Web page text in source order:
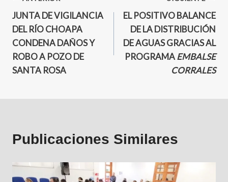
JUNTA DE VIGILANCIA
DEL RÍO CHOAPA
CONDENA DAÑOS Y
ROBO A POZO DE
SANTA ROSA
EL POSITIVO BALANCE
DE LA DISTRIBUCIÓN
DE AGUAS GRACIAS AL
PROGRAMAEMBALSE
CORRALES
Publicaciones Similares